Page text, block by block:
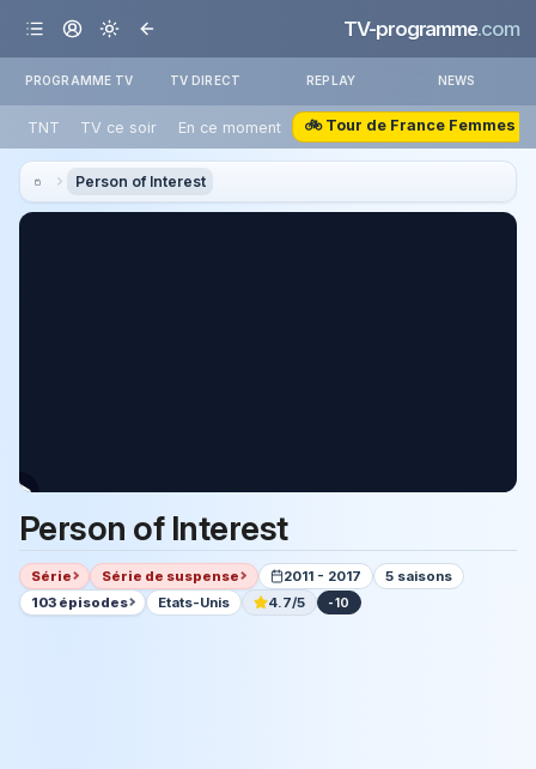
TV-programme.com
PROGRAMME TV TV DIRECT REPLAY NEWS
TNT TV ce soir En ce moment 🚲 Tour de France Femmes
Person of Interest
Person of Interest
Série Série de suspense 2011 - 2017
5 saisons
103 épisodes
Etats-Unis 4.7/5 -10